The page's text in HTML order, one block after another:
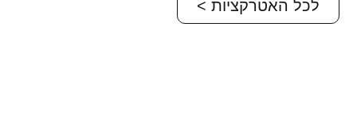
לכל האטרקציות >